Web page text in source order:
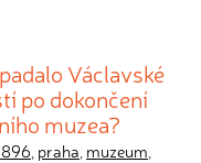
Václavské
po dokončení
muzea?
, praha, muzeum,